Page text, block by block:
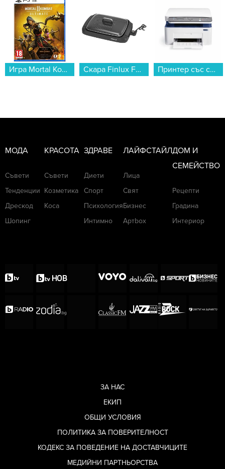
Последвайтеladyzone.bg FACEBOOK
Последвайтеladyzone.bg INSTAGRAM
Последвайтеladyzone.bgв IKTOK
Игра Mortal Kombat 11 Ultimate Edition (PS5)... Скара Finlux FSG-20G4030... Принтер със скенер Xerox WORKCENTRE 3025BI 3 IN 1 , Лазерен...
МОДА
Съвети
Тенденции
Дрескод
Шопинг
КРАСОТА
Съвети
Козметика
Коса
ЗДРАВЕ
Диети
Спорт
Психология
Интимно
ЛАЙФСТАЙЛ
Лица
Свят
Бизнес
Артbox
ДОМ И
СЕМЕЙСТВО
Рецепти
Градина
Интериор
ЗА НАС
ЕКИП
ОБЩИ УСЛОВИЯ
ПОЛИТИКА ЗА ПОВЕРИТЕЛНОСТ
КОДЕКС ЗА ПОВЕДЕНИЕ НА ДОСТАВЧИЦИТЕ
МЕДИЙНИ ПАРТНЬОРСТВА